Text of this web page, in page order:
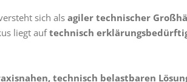
sich als agiler technischer
liegt auftechnisch
technisch belastbaren